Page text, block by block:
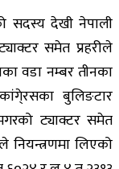
सदस्य देखी नेपाली
समेत प्रहरीले
वडा नम्बर तीनका
बुलिङटार
ट्याक्टर समेत
नियन्त्रणमा लिएको